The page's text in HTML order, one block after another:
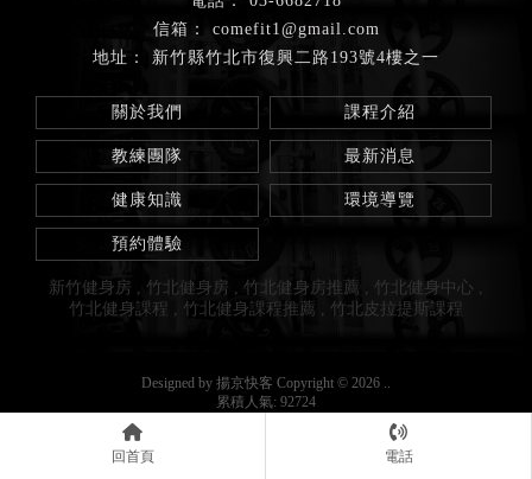
回首頁 電話
comefit1@gmail.com
新竹縣竹北市復興二路193號4樓之一
關於我們 課程介紹
教練團隊 最新消息
健康知識 環境導覽
預約體驗
新竹健身房 竹北健身房 竹北健身房推薦
竹北健身中心
竹北健身課程
竹北健身課程推薦 竹北皮拉提斯課程
Designed by 揚京快客 Copyright © 2026 ..
累積人氣: 92724